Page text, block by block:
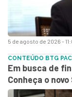
5 de agosto de 2026 -
CONTEÚDO BTG
Em busca de
Conheça o